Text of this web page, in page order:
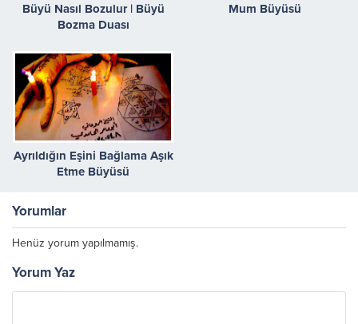
Büyü Nasıl Bozulur | Büyü
Bozma Duası
Mum Büyüsü
Ayrıldığın Eşini Bağlama Aşık
Etme Büyüsü
Yorumlar
Henüz yorum yapılmamış.
Yorum Yaz